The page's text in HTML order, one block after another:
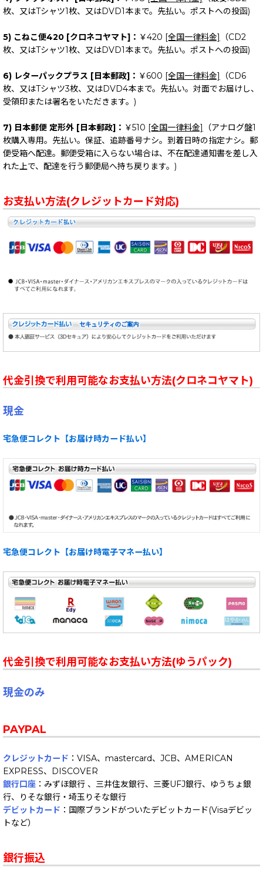
枚、又はTシャツ1枚、又はDVD1本まで。先払い。ポストへの投函)
5) こねこ便420 [クロネコヤマト]： ￥420 [全国一律料金]
（CD2
枚、又はTシャツ1枚、又はDVD1本まで。先払い。ポストへの投函)
6) レターパックプラス [日本郵政]： ￥600 [全国一律料金]
（CD6
枚、又はTシャツ3枚、又はDVD4本まで。先払い。対面でお届けし、
受領印または署名をいただきます。)
7) 日本郵便 定形外 [日本郵政]： ￥510 [全国一律料金]
（アナログ盤1
枚購入専用。先払い。保証、追跡番号ナシ。到着日時の指定ナシ。郵
便受箱へ配達。郵便受箱に入らない場合は、不在配達通知書を差し入
れた上で、配達を行う郵便局へ持ち戻ります。)
お支払い方法(クレジットカード対応)
代金引換で利用可能なお支払い方法(クロネコヤマト)
現金
宅急便コレクト【お届け時カード払い】
宅急便コレクト【お届け時電子マネー払い】
代金引換で利用可能なお支払い方法(ゆうパック)
現金のみ
PAYPAL
クレジットカード ：VISA、mastercard、JCB、AMERICAN
EXPRESS、DISCOVER
銀行口座 ：みずほ銀行 、三井住友銀行、三菱UFJ銀行、ゆうちょ銀
行、りそな銀行・埼玉りそな銀行
デビットカード ：国際ブランドがついたデビットカード(Visaデビッ
トなど）
銀行振込